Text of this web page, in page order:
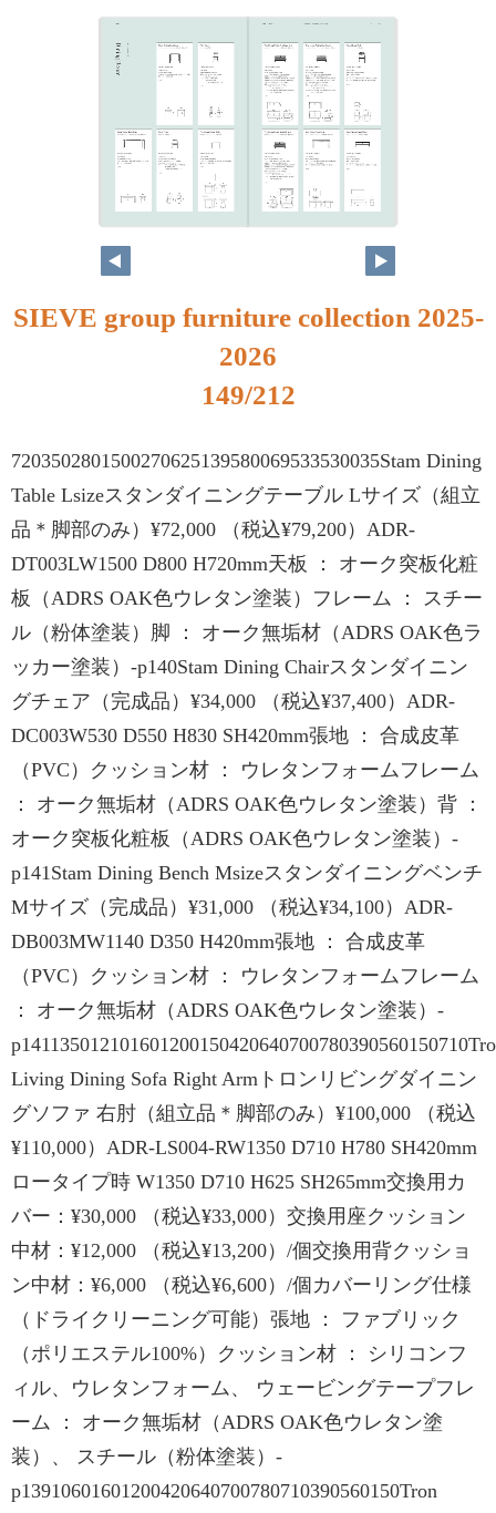
SIEVE group furniture collection 2025-
2026
149/212
7203502801500270625139580069533530035Stam Dining
Table Lsizeスタンダイニングテーブル Lサイズ（組立
品＊脚部のみ）¥72,000 （税込¥79,200）ADR-
DT003LW1500 D800 H720mm天板 ： オーク突板化粧
板（ADRS OAK色ウレタン塗装）フレーム ： スチー
ル（粉体塗装）脚 ： オーク無垢材（ADRS OAK色ラ
ッカー塗装）-p140Stam Dining Chairスタンダイニン
グチェア（完成品）¥34,000 （税込¥37,400）ADR-
DC003W530 D550 H830 SH420mm張地 ： 合成皮革
（PVC）クッション材 ： ウレタンフォームフレーム
： オーク無垢材（ADRS OAK色ウレタン塗装）背 ：
オーク突板化粧板（ADRS OAK色ウレタン塗装）-
p141Stam Dining Bench Msizeスタンダイニングベンチ
Mサイズ（完成品）¥31,000 （税込¥34,100）ADR-
DB003MW1140 D350 H420mm張地 ： 合成皮革
（PVC）クッション材 ： ウレタンフォームフレーム
： オーク無垢材（ADRS OAK色ウレタン塗装）-
Living Dining Sofa Right Armトロンリビングダイニン
グソファ 右肘（組立品＊脚部のみ）¥100,000 （税込
¥110,000）ADR-LS004-RW1350 D710 H780 SH420mm
ロータイプ時 W1350 D710 H625 SH265mm交換用カ
バー：¥30,000 （税込¥33,000）交換用座クッション
中材：¥12,000 （税込¥13,200）/個交換用背クッショ
ン中材：¥6,000 （税込¥6,600）/個カバーリング仕様
（ドライクリーニング可能）張地 ： ファブリック
（ポリエステル100%）クッション材 ： シリコンフ
ィル、ウレタンフォーム、 ウェービングテープフレ
ーム ： オーク無垢材（ADRS OAK色ウレタン塗
装）、 スチール（粉体塗装）-
p13910601601200420640700780710390560150Tron